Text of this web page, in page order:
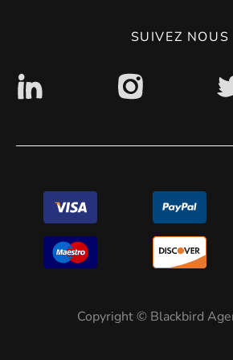
SUIVEZ NOUS
Copyright © Blackbird